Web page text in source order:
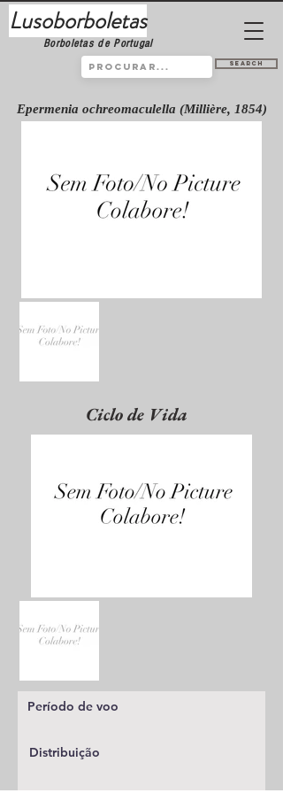
Lusoborboletas
Borboletas de Portugal
Search
Epermenia ochreomaculella (Millière, 1854)
Ciclo de Vida
Período de voo
Distribuição